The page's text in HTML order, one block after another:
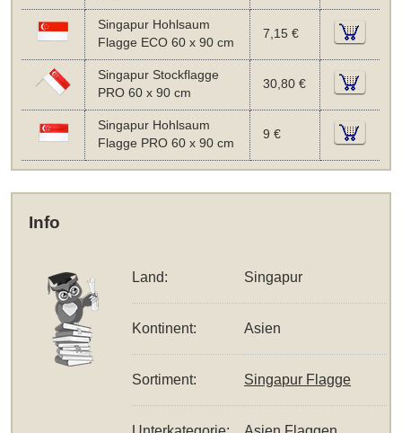
Singapur Hohlsaum
Flagge ECO 60 x 90 cm
7,15 €
Singapur Stockflagge
PRO 60 x 90 cm
30,80 €
Singapur Hohlsaum
Flagge PRO 60 x 90 cm
9 €
Info
Land: Singapur
Kontinent: Asien
Sortiment: Singapur Flagge